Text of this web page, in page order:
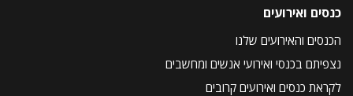
כנסים ואירועים
הכנסים והאירועים שלנו
נצפיתם בכנסי ואירועי אנשים ומחשבים
לקראת כנסים ואירועים קרובים